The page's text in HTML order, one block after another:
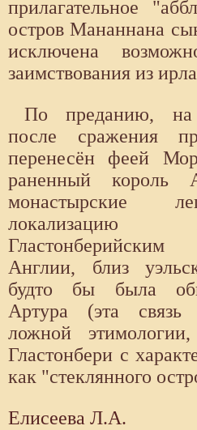
прилагательное
остров Мананнана
исключена
заимствования из
По преданию, на
после сражения
перенесён феей
раненный
монастырские
Англии, близ
будто бы была
Артура (эта связь
ложной
Гластонбери с
как "стеклянного
Елисеева Л.А.